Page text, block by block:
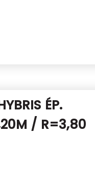
ÉP.
/ R=3,80